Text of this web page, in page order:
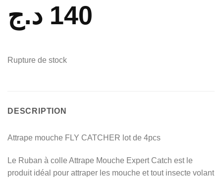
140 د.ج
Rupture de stock
DESCRIPTION
Attrape mouche FLY CATCHER lot de 4pcs
Le Ruban à colle Attrape Mouche Expert Catch est le
produit idéal pour attraper les mouche et tout insecte volant